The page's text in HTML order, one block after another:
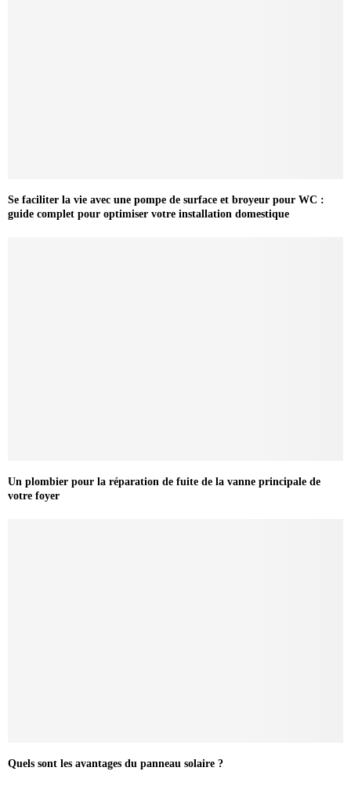
Se faciliter la vie avec une pompe de surface et broyeur pour WC :
guide complet pour optimiser votre installation domestique
Un plombier pour la réparation de fuite de la vanne principale de
votre foyer
Quels sont les avantages du panneau solaire ?